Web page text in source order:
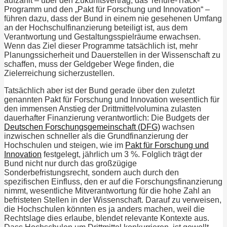
Programm und den „Pakt für Forschung und Innovation“ –
führen dazu, dass der Bund in einem nie gesehenen Umfang
an der Hochschulfinanzierung beteiligt ist, aus dem
Verantwortung und Gestaltungsspielräume erwachsen.
Wenn das Ziel dieser Programme tatsächlich ist, mehr
Planungssicherheit und Dauerstellen in der Wissenschaft zu
schaffen, muss der Geldgeber Wege finden, die
Zielerreichung sicherzustellen.
Tatsächlich aber ist der Bund gerade über den zuletzt
genannten Pakt für Forschung und Innovation wesentlich für
den immensen Anstieg der Drittmittelvolumina zulasten
dauerhafter Finanzierung verantwortlich: Die Budgets der
Deutschen Forschungsgemeinschaft (DFG) wachsen
inzwischen schneller als die Grundfinanzierung der
Hochschulen und steigen, wie im Pakt für Forschung und
Innovation festgelegt, jährlich um 3 %. Folglich trägt der
Bund nicht nur durch das großzügige
Sonderbefristungsrecht, sondern auch durch den
spezifischen Einfluss, den er auf die Forschungsfinanzierung
nimmt, wesentliche Mitverantwortung für die hohe Zahl an
befristeten Stellen in der Wissenschaft. Darauf zu verweisen,
die Hochschulen könnten es ja anders machen, weil die
Rechtslage dies erlaube, blendet relevante Kontexte aus.